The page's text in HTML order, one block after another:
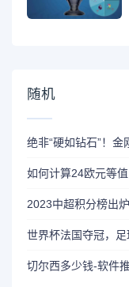
随机
绝非“硬如钻石”！
如何计算24欧元等值
2023中超积分榜出
世界杯法国夺冠，
切尔西多少钱-软件